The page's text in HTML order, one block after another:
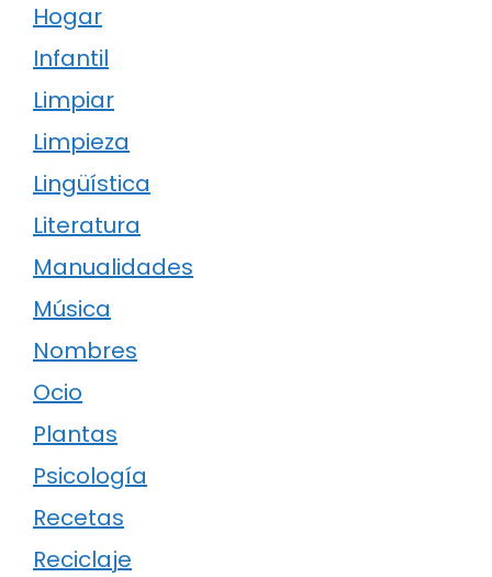
Hogar
Infantil
Limpiar
Limpieza
Lingüística
Literatura
Manualidades
Música
Nombres
Ocio
Plantas
Psicología
Recetas
Reciclaje